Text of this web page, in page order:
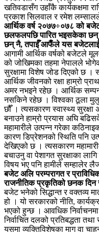
खतिवडासँग उहाँकै कार्यकक्षमा
प्रकाश सिलवाल र रमेश
आर्थिक वर्ष २०७७÷०७८ को
छलफलपछि पारित भइसकेका छन्
छन् नै, तपाईँ आफैँले यस बजेटलाई
आगामी आर्थिक वर्षको बजेटले
को जोखिमका तहमा नेपालले
सुरक्षामा विशेष जोड दिएको छ ।
आर्थिक जीवनको रक्षा हाम्रो
अमर नभइने रहेछ । आर्थिक
नसकिने रहेछ । विश्वका ठूला
छौँ । त्यसकारण स्वास्थ्य सुरक्षा
बनाउने हाम्रो प्रयास अघि
महामारीले उत्पन्न गरेका
कारण डिप्रेशनको स्थिति पनि
देखिएको छ । त्यसकारण
बचाउनु वा पेशागत सुरक्षाका
विषय भए पनि हामीले सम्हालेर
बजेट अलि परम्परागत र
राजनीतिक प्रकृतिको छनक दिन
बजेट भनेको सिद्धान्त र वक्तव्य
हो । यो सरकारको नीति,
भएको हुन्छ । आवधिक
निर्वाचित दलको प्रतिबद्धता
यसमा व्यक्तिविशेषका माग वा